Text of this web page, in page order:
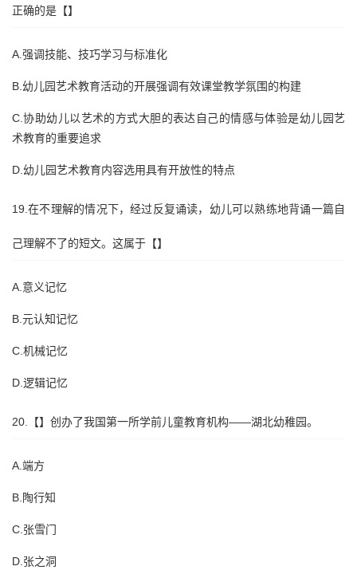
正确的是【】
A.强调技能、技巧学习与标准化
B.幼儿园艺术教育活动的开展强调有效课堂教学氛围的构建
C.协助幼儿以艺术的方式大胆的表达自己的情感与体验是幼儿园艺
术教育的重要追求
D.幼儿园艺术教育内容选用具有开放性的特点
19.在不理解的情况下，经过反复诵读，幼儿可以熟练地背诵一篇自
己理解不了的短文。这属于【】
A.意义记忆
B.元认知记忆
C.机械记忆
D.逻辑记忆
20.【】创办了我国第一所学前儿童教育机构——湖北幼稚园。
A.端方
B.陶行知
C.张雪门
D.张之洞